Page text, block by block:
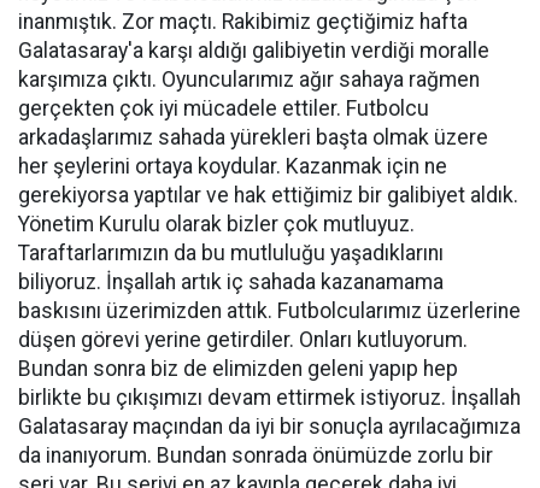
inanmıştık. Zor maçtı. Rakibimiz geçtiğimiz hafta
Galatasaray'a karşı aldığı galibiyetin verdiği moralle
karşımıza çıktı. Oyuncularımız ağır sahaya rağmen
gerçekten çok iyi mücadele ettiler. Futbolcu
arkadaşlarımız sahada yürekleri başta olmak üzere
her şeylerini ortaya koydular. Kazanmak için ne
gerekiyorsa yaptılar ve hak ettiğimiz bir galibiyet aldık.
Yönetim Kurulu olarak bizler çok mutluyuz.
Taraftarlarımızın da bu mutluluğu yaşadıklarını
biliyoruz. İnşallah artık iç sahada kazanamama
baskısını üzerimizden attık. Futbolcularımız üzerlerine
düşen görevi yerine getirdiler. Onları kutluyorum.
Bundan sonra biz de elimizden geleni yapıp hep
birlikte bu çıkışımızı devam ettirmek istiyoruz. İnşallah
Galatasaray maçından da iyi bir sonuçla ayrılacağımıza
da inanıyorum. Bundan sonrada önümüzde zorlu bir